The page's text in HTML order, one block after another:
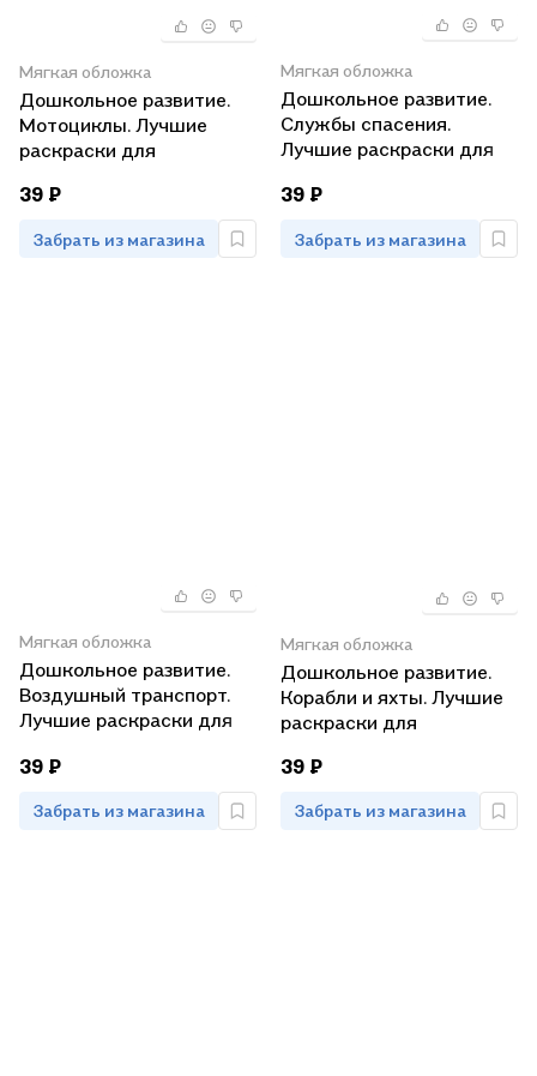
Мягкая обложка
Дошкольное развитие.
Мотоциклы. Лучшие
раскраски для
39 ₽
Забрать из магазина
Мягкая обложка
Дошкольное развитие.
Службы спасения.
Лучшие раскраски для
39 ₽
Забрать из магазина
Мягкая обложка
Дошкольное развитие.
Воздушный транспорт.
Лучшие раскраски для
39 ₽
Забрать из магазина
Мягкая обложка
Дошкольное развитие.
Корабли и яхты. Лучшие
раскраски для
39 ₽
Забрать из магазина